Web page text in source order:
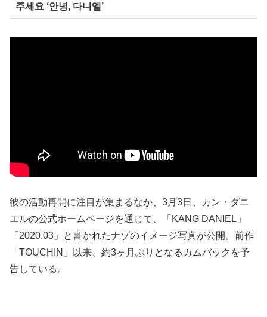
주세요 ‘안녕, 다니엘’
彼の活動再開に注目が集まるなか、3月3日、カン・ダニ
エルの公式ホームページを通じて、「KANG DANIEL」
「2020.03」と書かれたナゾのイメージ写真が公開。前作
「TOUCHIN」以来、約3ヶ月ぶりとなるカムバックを予
告している。